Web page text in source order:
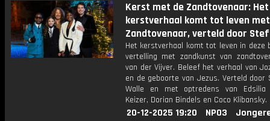
Kerst met de Zandtovenaar: Het
kerstverhaal komt tot leven
Zandtovenaar, verteld door
Het kerstverhaal komt tot leven in deze
vertelling met zandkunst van
van der Vijver. Beleef het verhaal van
en de geboorte van Jezus. Verteld door
Walle en met optredens van Edsilia
Keizer, Dorian Bindels en Coco Klibansky.
20-12-2025 19:20 NPO3